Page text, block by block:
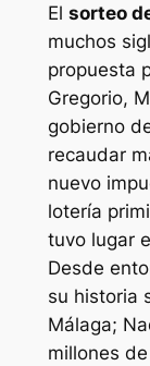
El sorteo
muchos
propuesta
Gregorio,
gobierno
recaudar
nuevo
lotería
tuvo lugar
Desde
su historia
Málaga;
millones